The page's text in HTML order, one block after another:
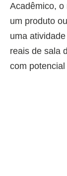
Acadêmico, o
um produto
uma
reais de sala
com